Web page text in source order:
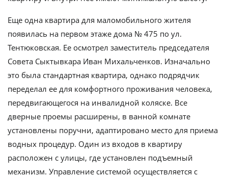
Еще одна квартира для маломобильного жителя
появилась на первом этаже дома № 475 по ул.
Тентюковская. Ее осмотрел заместитель председателя
Совета Сыктывкара Иван Михальченков. Изначально
это была стандартная квартира, однако подрядчик
переделал ее для комфортного проживания человека,
передвигающегося на инвалидной коляске. Все
дверные проемы расширены, в ванной комнате
установлены поручни, адаптировано место для приема
водных процедур. Один из входов в квартиру
расположен с улицы, где установлен подъемный
механизм. Управление системой осуществляется с